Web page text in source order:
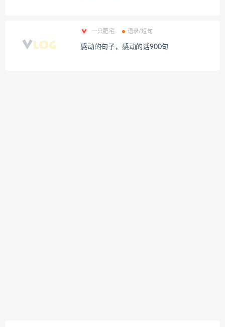
一只肥宅 语录/短句
感动的句子，感动的话900句